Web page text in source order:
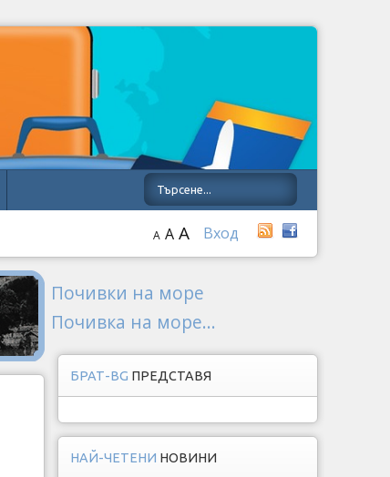
Вход
A A A
Почивки на море
Почивка на море...
БРАТ-BG ПРЕДСТАВЯ
НАЙ-ЧЕТЕНИ НОВИНИ